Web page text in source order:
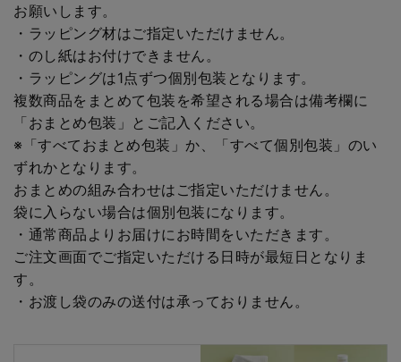
お願いします。
・ラッピング材はご指定いただけません。
・のし紙はお付けできません。
・ラッピングは1点ずつ個別包装となります。
複数商品をまとめて包装を希望される場合は備考欄に
「おまとめ包装」とご記入ください。
※「すべておまとめ包装」か、「すべて個別包装」のい
ずれかとなります。
おまとめの組み合わせはご指定いただけません。
袋に入らない場合は個別包装になります。
・通常商品よりお届けにお時間をいただきます。
ご注文画面でご指定いただける日時が最短日となりま
す。
・お渡し袋のみの送付は承っておりません。